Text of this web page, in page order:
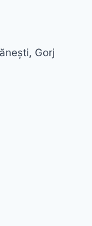
Gorj